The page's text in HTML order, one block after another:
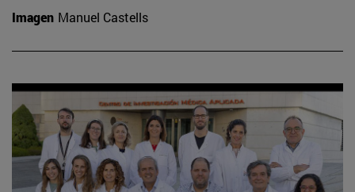
Imagen Manuel Castells